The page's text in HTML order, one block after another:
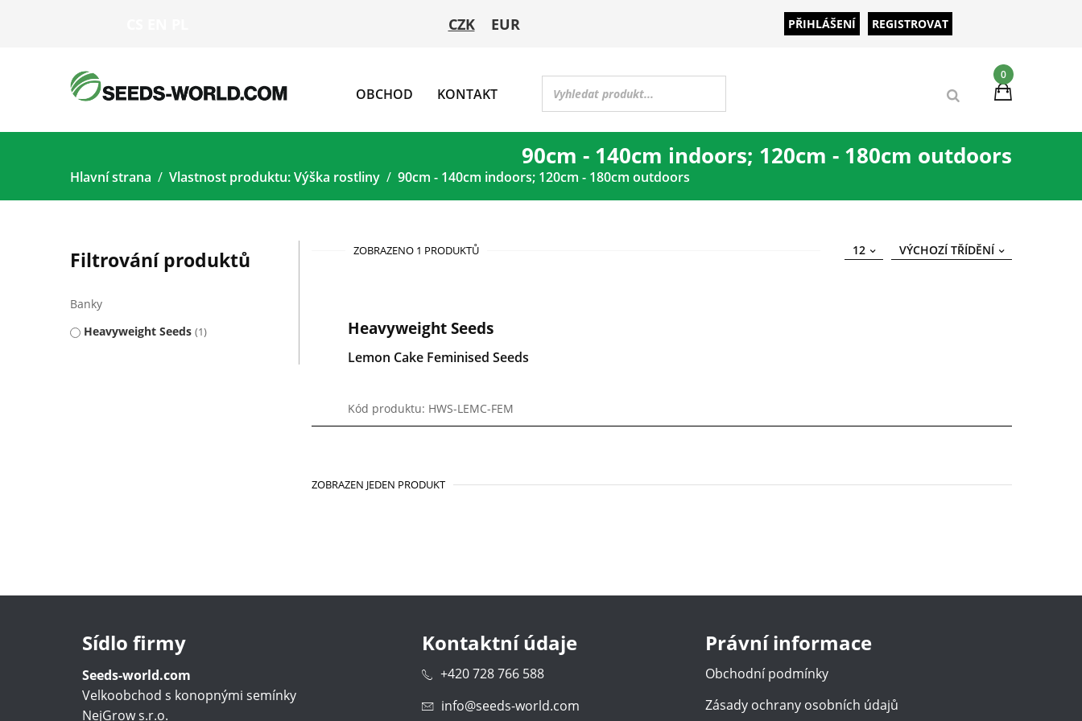
CZK EUR PŘIHLÁŠENÍ REGISTROVAT
0
OBCHOD KONTAKT
90cm - 140cm indoors; 120cm - 180cm outdoors
Hlavní strana Vlastnost produktu: Výška rostliny 90cm - 140cm indoors; 120cm - 180cm outdoors
Filtrování produktů
Banky
Heavyweight Seeds 1
ZOBRAZENO 1 PRODUKTŮ VÝCHOZÍ TŘÍDĚNÍ
12
Heavyweight Seeds
Lemon Cake Feminised Seeds
Kód produktu: HWS-LEMC-FEM
ZOBRAZEN JEDEN PRODUKT
Sídlo firmy
Seeds-world.com
Velkoobchod s konopnými semínky
NejGrow s.r.o.
Kontaktní údaje
+420 728 766 588
info@seeds-world.com
Právní informace
Obchodní podmínky
Zásady ochrany osobních údajů